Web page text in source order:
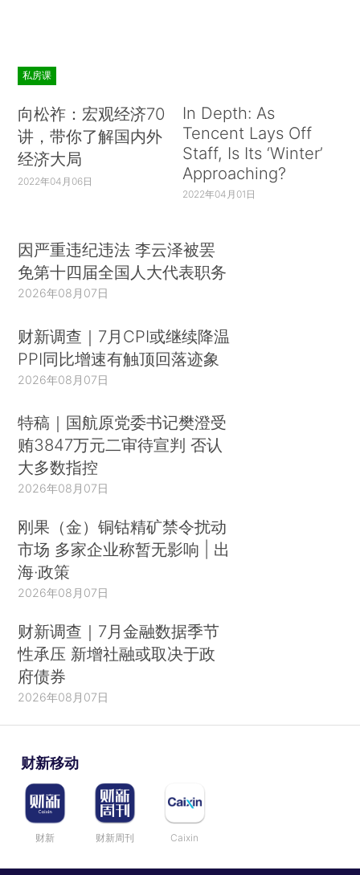
私房课
向松祚：宏观经济70
讲，带你了解国内外
经济大局
2022年04月06日
In Depth: As
Tencent Lays Off
Staff, Is Its ‘Winter’
Approaching?
2022年04月01日
因严重违纪违法 李云泽被罢
免第十四届全国人大代表职务
2026年08月07日
财新调查｜7月CPI或继续降温
PPI同比增速有触顶回落迹象
2026年08月07日
特稿｜国航原党委书记樊澄受
贿3847万元二审待宣判 否认
大多数指控
2026年08月07日
刚果（金）铜钴精矿禁令扰动
市场 多家企业称暂无影响 | 出
海·政策
2026年08月07日
财新调查｜7月金融数据季节
性承压 新增社融或取决于政
府债券
2026年08月07日
财新移动
财新 财新周刊 Caixin